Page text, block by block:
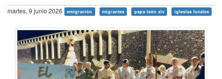
martes, 9 junio 2026 emigración migrantes papa león xiv iglesias locales